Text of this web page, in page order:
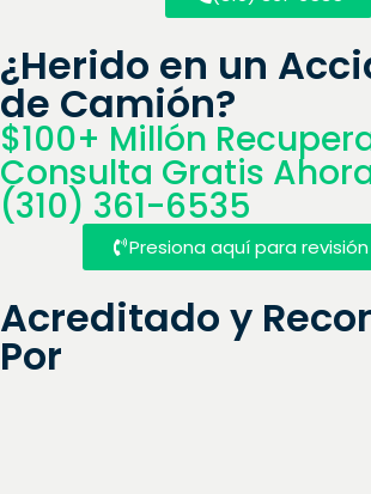
¿Herido en un
de Camión?
$100+ Millón
Consulta Gratis
(310) 361-6535
Presiona aquí para
Acreditado y
Por